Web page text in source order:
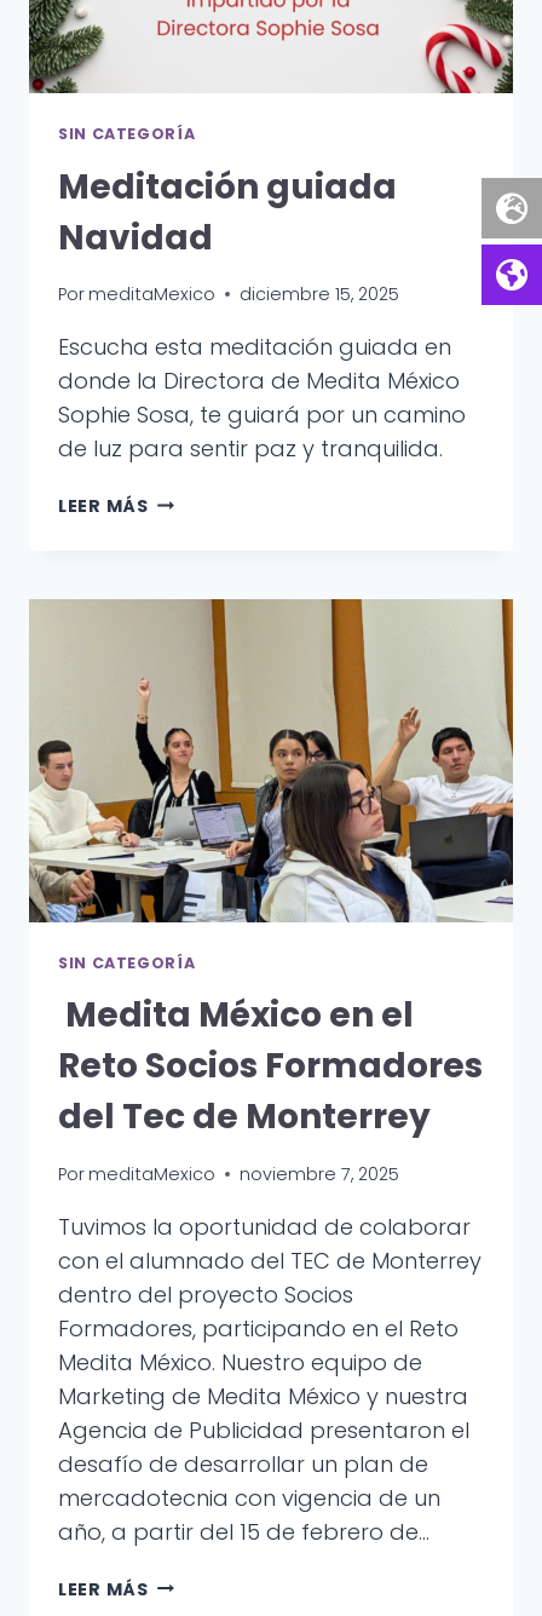
CASA
SIN CATEGORÍA
Meditación guiada
Navidad
Por meditaMexico diciembre 15, 2025
Escucha esta meditación guiada en
donde la Directora de Medita México
Sophie Sosa, te guiará por un camino
de luz para sentir paz y tranquilida.
LEER MÁSMEDITACIÓN
SIN CATEGORÍA
Medita México en el
Reto Socios Formadores
del Tec de Monterrey
Por meditaMexico noviembre 7, 2025
Tuvimos la oportunidad de colaborar
con el alumnado del TEC de Monterrey
dentro del proyecto Socios
Formadores, participando en el Reto
Medita México. Nuestro equipo de
Marketing de Medita México y nuestra
Agencia de Publicidad presentaron el
desafío de desarrollar un plan de
mercadotecnia con vigencia de un
año, a partir del 15 de febrero de…
LEER MÁSMEDITA